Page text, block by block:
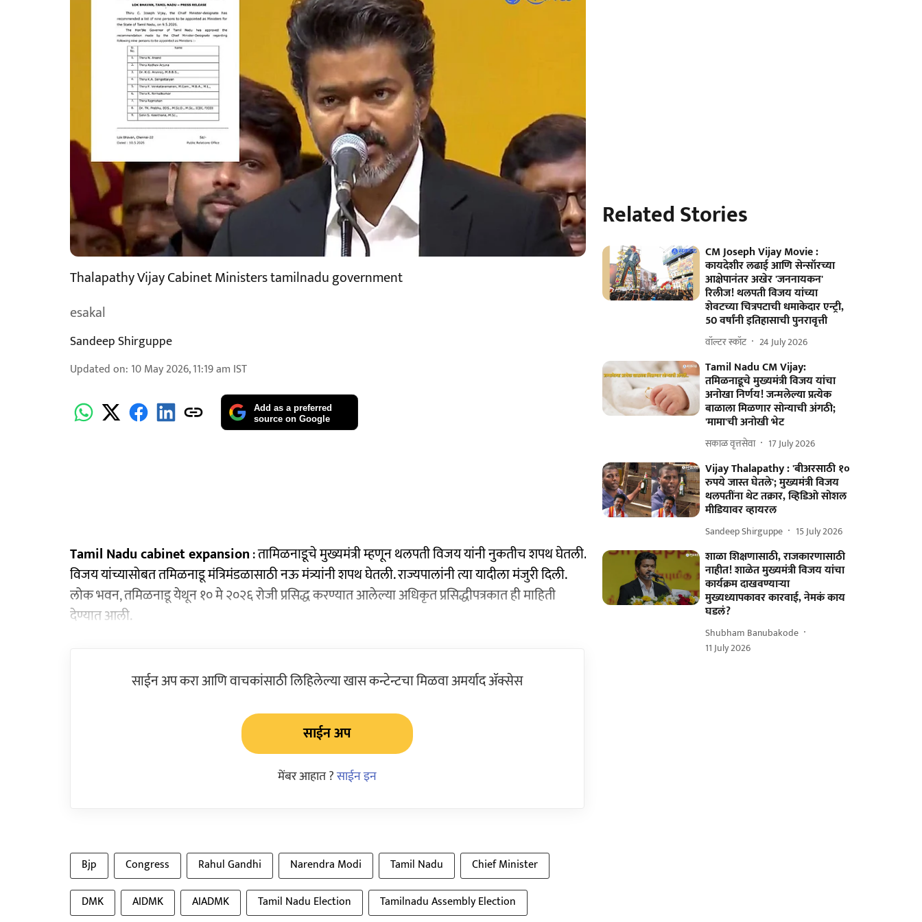
Thalapathy Vijay Cabinet Ministers tamilnadu government
esakal
Sandeep Shirguppe
Updated on: 10 May 2026, 11:19 am IST
Add as a preferred
source on Google
Tamil Nadu cabinet expansion: तामिळनाडूचे मुख्यमंत्री म्हणून थलपती विजय यांनी नुकतीच शपथ घेतली.
विजय यांच्यासोबत तमिळनाडू मंत्रिमंडळासाठी नऊ मंत्र्यांनी शपथ घेतली. राज्यपालांनी त्या यादीला मंजुरी दिली.
लोक भवन, तमिळनाडू येथून १० मे २०२६ रोजी प्रसिद्ध करण्यात आलेल्या अधिकृत प्रसिद्धीपत्रकात ही माहिती
देण्यात आली.
साईन अप करा आणि वाचकांसाठी लिहिलेल्या खास कन्टेन्टचा मिळवा अमर्याद ॲक्सेस
साईन अप
मेंबर आहात ?साईन इन
Bjp Congress Rahul Gandhi Narendra Modi Tamil Nadu
Chief Minister
DMK
AIDMK AIADMK Tamil Nadu Election Tamilnadu Assembly Election
Related Stories
CM Joseph Vijay Movie :
कायदेशीर लढाई आणि सेन्सॉरच्या
आक्षेपानंतर अखेर 'जननायकन'
रिलीज! थलपती विजय यांच्या
शेवटच्या चित्रपटाची धमाकेदार एन्ट्री,
50 वर्षांनी इतिहासाची पुनरावृत्ती
वॉल्टर स्कॉट 24 July 2026
Tamil Nadu CM Vijay:
तमिळनाडूचे मुख्यमंत्री विजय यांचा
अनोखा निर्णय! जन्मलेल्या प्रत्येक
बाळाला मिळणार सोन्याची अंगठी;
'मामा'ची अनोखी भेट
सकाळ वृत्तसेवा 17 July 2026
Vijay Thalapathy : 'बीअरसाठी १०
रुपये जास्त घेतले'; मुख्यमंत्री विजय
थलपतींना थेट तक्रार, व्हिडिओ सोशल
मीडियावर व्हायरल
Sandeep Shirguppe 15 July 2026
शाळा शिक्षणासाठी, राजकारणासाठी
नाहीत! शाळेत मुख्यमंत्री विजय यांचा
कार्यक्रम दाखवण्याऱ्या
मुख्यध्यापकावर कारवाई, नेमकं काय
घडलं?
Shubham Banubakode
11 July 2026